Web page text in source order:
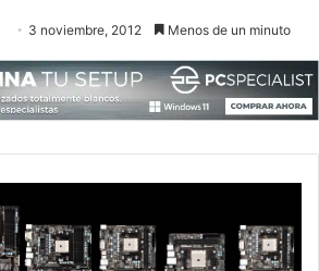
3 noviembre, 2012 Menos de un minuto